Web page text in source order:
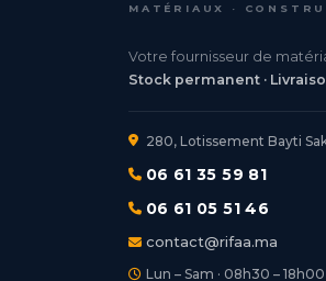
MATÉRIAUX ·
Votre fournisseur de
Stock permanent ·
280, Lotissement Bayti
06 61 35 59 81
06 61 05 51 46
contact@rifaa.ma
Lun – Sam · 08h30 – 18h00